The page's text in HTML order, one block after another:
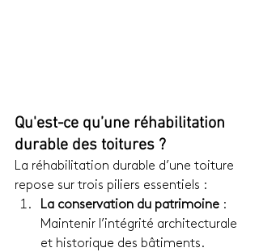
Qu'est-ce qu’une réhabilitation
durable des toitures ?
La réhabilitation durable d’une toiture
repose sur trois piliers essentiels :
La conservation du patrimoine :
Maintenir l’intégrité architecturale
et historique des bâtiments.